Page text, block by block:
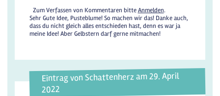
Zum Verfassen von Kommentaren bitteAnmelden.
Sehr Gute Idee, Pusteblume! So machen wir das! Danke auch,
dass du nicht gleich alles entschieden hast, denn es war ja
meine Idee! Aber Gelbstern darf gerne mitmachen!
Eintrag von Schattenherz am 29. April
2022